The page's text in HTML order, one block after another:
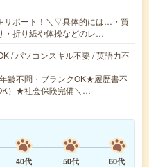
サポート！＼▽具体的には…・買
・折り紙や体操などのレ…
/ パソコンスキル不要 / 英語力不
齢不問・ブランクOK★履歴書不
）★社会保険完備＼…
40代 50代
60代